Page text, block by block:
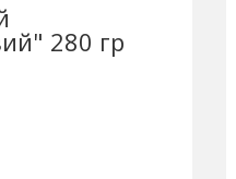
280 гр